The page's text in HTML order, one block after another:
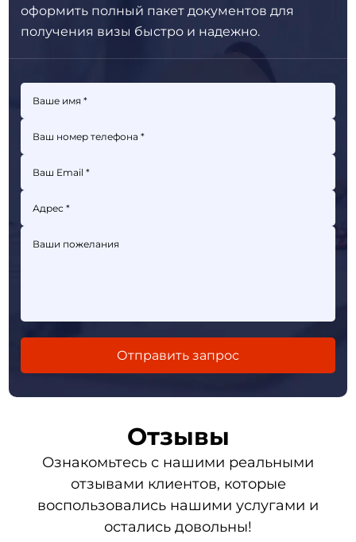
оформить полный пакет документов для
получения визы быстро и надежно.
Отзывы
Ознакомьтесь с нашими реальными
отзывами клиентов, которые
воспользовались нашими услугами и
остались довольны!